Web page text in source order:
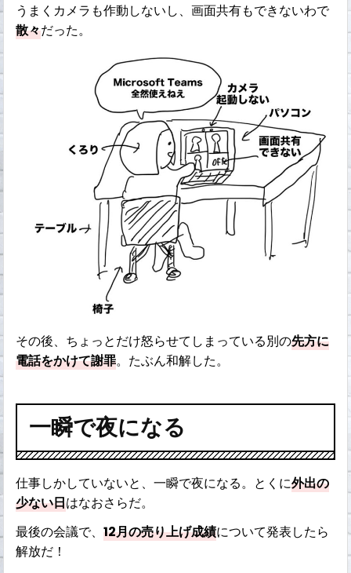
うまくカメラも作動しないし、画面共有もできないわで
散々だった。
その後、ちょっとだけ怒らせてしまっている別の先方に
電話をかけて謝罪。たぶん和解した。
一瞬で夜になる
仕事しかしていないと、一瞬で夜になる。とくに外出の
少ない日はなおさらだ。
最後の会議で、12月の売り上げ成績について発表したら
解放だ！